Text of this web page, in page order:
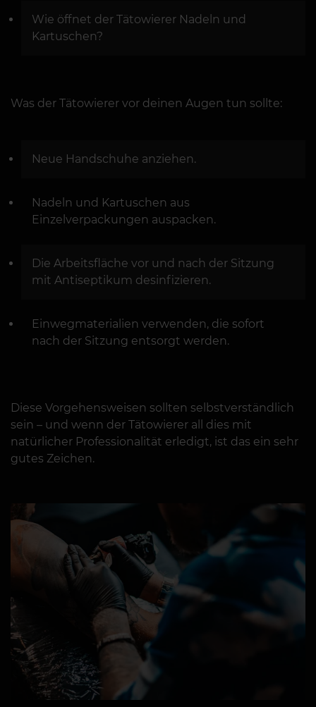
Wie öffnet der Tätowierer Nadeln und
Kartuschen?
Was der Tätowierer vor deinen Augen tun sollte:
Neue Handschuhe anziehen.
Nadeln und Kartuschen aus
Einzelverpackungen auspacken.
Die Arbeitsfläche vor und nach der Sitzung
mit Antiseptikum desinfizieren.
Einwegmaterialien verwenden, die sofort
nach der Sitzung entsorgt werden.
Diese Vorgehensweisen sollten selbstverständlich
sein – und wenn der Tätowierer all dies mit
natürlicher Professionalität erledigt, ist das ein sehr
gutes Zeichen.